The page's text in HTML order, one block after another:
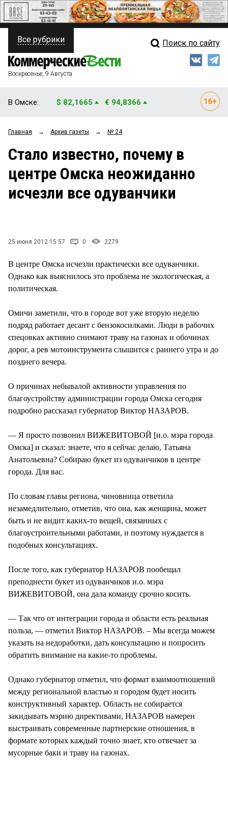
ПОЛИТИКА
ФИНАНСЫ
ОБЩЕСТВО
ЗАКОН
НОВОСТИ КОМПАНИЙ
Свежий выпуск
Рейтинги
Блоги
Архив
Все рубрики Поиск по сайту
Воскресенье, 9 Августа
В Омске: $ 82,1665 € 94,8366
Главная → Архив газеты → № 24
Стало известно, почему в
центре Омска неожиданно
исчезли все одуванчики
25 июня 2012 15:57 0 2279
В центре Омска исчезли практически все одуванчики.
Однако как выяснилось это проблема не экологическая, а
политическая.
Омичи заметили, что в городе вот уже вторую неделю
подряд работает десант с бензокосилками. Люди в рабочих
спецовках активно снимают траву на газонах и обочинах
дорог, а рев мотоинструмента слышится с раннего утра и до
позднего вечера.
О причинах небывалой активности управления по
благоустройству администрации города Омска сегодня
подробно рассказал губернатор Виктор НАЗАРОВ.
— Я просто позвонил ВИЖЕВИТОВОЙ [и.о. мэра города
Омска] и сказал: знаете, что я сейчас делаю, Татьяна
Анатольевна? Собираю букет из одуванчиков в центре
города. Для вас.
По словам главы региона, чиновница ответила
незамедлительно, отметив, что она, как женщина, может
быть и не видит каких-то вещей, связанных с
благоустроительными работами, и поэтому нуждается в
подобных консультациях.
После того, как губернатор НАЗАРОВ пообещал
преподнести букет из одуванчиков и.о. мэра
ВИЖЕВИТОВОЙ, она дала команду срочно косить.
— Так что от интеграции города и области есть реальная
польза, — отметил Виктор НАЗАРОВ. – Мы всегда можем
указать на недоработки, дать консультацию и попросить
обратить внимание на какие-то проблемы.
Однако губернатор отметил, что формат взаимоотношений
между региональной властью и городом будет носить
конструктивный характер. Область не собирается
закидывать мэрию директивами, НАЗАРОВ намерен
выстраивать современные партнерские отношения, в
формате которых каждый точно знает, кто отвечает за
мусорные баки и траву на газонах.